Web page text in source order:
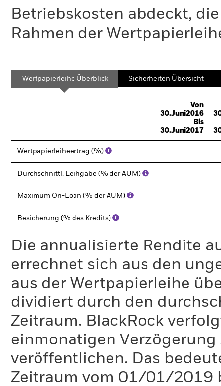
Betriebskosten abdeckt,
Rahmen der
Wertpapierleihe Überblick Sicherheiten Übersicht
Von
30.Juni2016
Bis
30.Juni2017
Wertpapierleiheertrag (%)
Durchschnittl. Leihgabe (% der AUM)
Maximum On-Loan (% der AUM)
Besicherung (% des Kredits)
Die annualisierte Rendite
errechnet sich aus den
aus der Wertpapierleihe
dividiert durch den
Zeitraum. BlackRock
einmonatigen
veröffentlichen. Das
Zeitraum vom 01/01/2019